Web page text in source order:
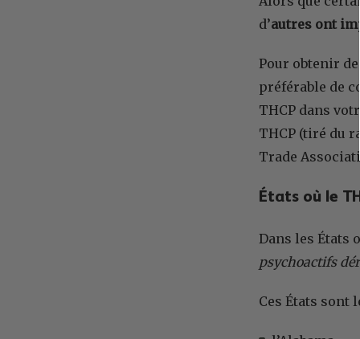
d’autres ont
Pour obtenir
préférable de
THCP dans
THCP (tiré du
Trade
États où le
Dans les États
psychoactifs
Ces États sont